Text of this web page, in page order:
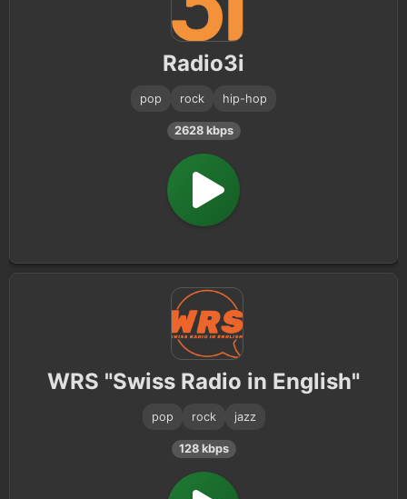
Radio3i
pop rock hip-hop
2628 kbps
WRS "Swiss Radio in English"
pop rock jazz
128 kbps